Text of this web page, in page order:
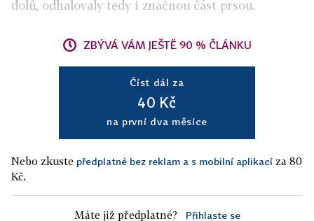
dolů, odhalovaly tedy i značnou část prsou.
ZBÝVÁ VÁM JEŠTĚ 90 % ČLÁNKU
Číst dál za
40 Kč
na první dva měsíce
Nebo zkuste předplatné bez reklam a s mobilní aplikací za 80
Kč.
Máte již předplatné? Přihlaste se